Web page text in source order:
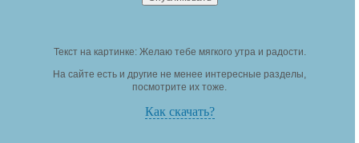
Текст на картинке: Желаю тебе мягкого утра и радости.
На сайте есть и другие не менее интересные разделы,
посмотрите их тоже.
Как скачать?